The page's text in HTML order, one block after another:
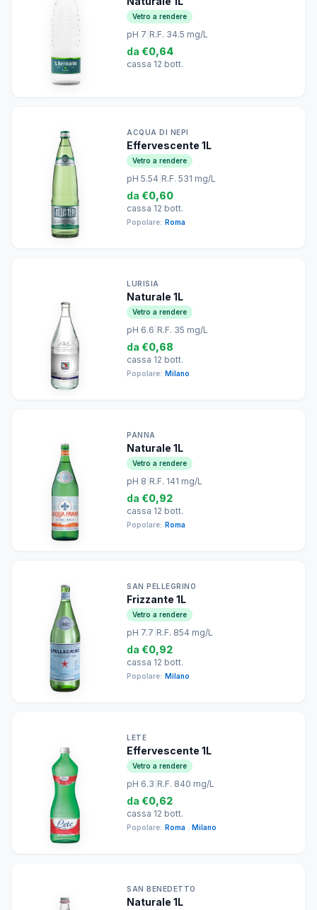
Vetro a rendere
pH 7 R.F. 34.5 mg/L
da €0,64
cassa 12 bott.
ACQUA DI NEPI
Effervescente 1L
Vetro a rendere
pH 5.54 R.F. 531 mg/L
da €0,60
cassa 12 bott.
Popolare: Roma
LURISIA
Naturale 1L
Vetro a rendere
pH 6.6 R.F. 35 mg/L
da €0,68
cassa 12 bott.
Popolare: Milano
PANNA
Naturale 1L
Vetro a rendere
pH 8 R.F. 141 mg/L
da €0,92
cassa 12 bott.
Popolare: Roma
SAN PELLEGRINO
Frizzante 1L
Vetro a rendere
pH 7.7 R.F. 854 mg/L
da €0,92
cassa 12 bott.
Popolare: Milano
LETE
Effervescente 1L
Vetro a rendere
pH 6.3 R.F. 840 mg/L
da €0,62
cassa 12 bott.
Popolare: Roma Milano
SAN BENEDETTO
Naturale 1L